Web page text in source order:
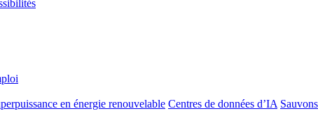
en énergie renouvelable Centres de données d’IA